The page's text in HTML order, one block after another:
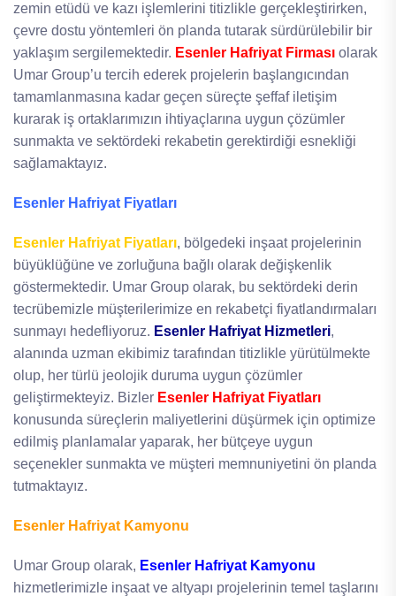
zemin etüdü ve kazı işlemlerini titizlikle gerçekleştirirken,
çevre dostu yöntemleri ön planda tutarak sürdürülebilir bir
yaklaşım sergilemektedir. Esenler Hafriyat Firması olarak
Umar Group’u tercih ederek projelerin başlangıcından
tamamlanmasına kadar geçen süreçte şeffaf iletişim
kurarak iş ortaklarımızın ihtiyaçlarına uygun çözümler
sunmakta ve sektördeki rekabetin gerektirdiği esnekliği
sağlamaktayız.
Esenler Hafriyat Fiyatları
Esenler Hafriyat Fiyatları, bölgedeki inşaat projelerinin
büyüklüğüne ve zorluğuna bağlı olarak değişkenlik
göstermektedir. Umar Group olarak, bu sektördeki derin
tecrübemizle müşterilerimize en rekabetçi fiyatlandırmaları
sunmayı hedefliyoruz. Esenler Hafriyat Hizmetleri,
alanında uzman ekibimiz tarafından titizlikle yürütülmekte
olup, her türlü jeolojik duruma uygun çözümler
geliştirmekteyiz. Bizler Esenler Hafriyat Fiyatları
konusunda süreçlerin maliyetlerini düşürmek için optimize
edilmiş planlamalar yaparak, her bütçeye uygun
seçenekler sunmakta ve müşteri memnuniyetini ön planda
tutmaktayız.
Esenler Hafriyat Kamyonu
Umar Group olarak, Esenler Hafriyat Kamyonu
hizmetlerimizle inşaat ve altyapı projelerinin temel taşlarını